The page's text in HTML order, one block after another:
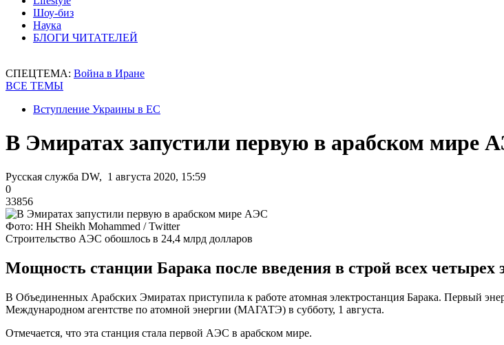
Шоу-биз
Наука
БЛОГИ ЧИТАТЕЛЕЙ
СПЕЦТЕМА: Война в Иране
ВСЕ ТЕМЫ
Вступление Украины в ЕС
В Эмиратах запустили первую в арабском мире
Русская служба DW, 1 августа 2020, 15:59
0
33856
Фото: HH Sheikh Mohammed / Twitter
Строительство АЭС обошлось в 24,4 млрд долларов
Мощность станции Барака после введения в строй всех четырех
В Объединенных Арабских Эмиратах приступила к работе атомная электростанция Барака. Первый
Международном агентстве по атомной энергии (МАГАТЭ) в субботу, 1 августа.
Отмечается, что эта станция стала первой АЭС в арабском мире.